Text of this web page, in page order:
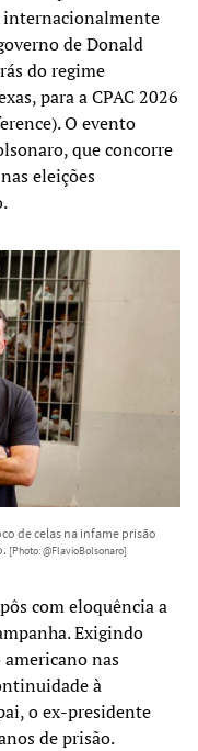
internacionalmente
de Donald
do regime
para a CPAC 2026
O evento
que concorre
eleições
de celas na infame prisão
[Photo: @FlavioBolsonaro]
com eloquência a
Exigindo
nas
à
o ex-presidente
de prisão.